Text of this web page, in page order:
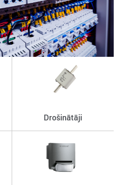
Drošinātāji